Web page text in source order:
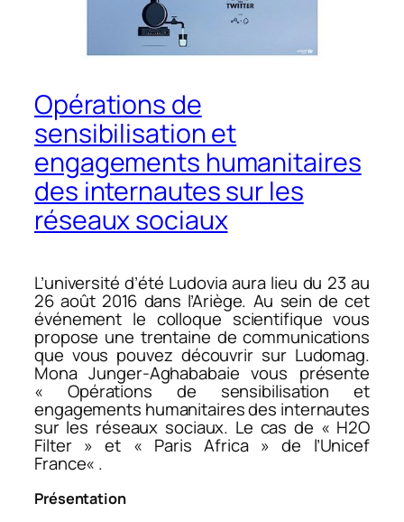
Opérations de
sensibilisation et
engagements humanitaires
des internautes sur les
réseaux sociaux
L’université d’été Ludovia aura lieu du 23 au
26 août 2016 dans l’Ariège. Au sein de cet
événement le colloque scientifique vous
propose une trentaine de communications
que vous pouvez découvrir sur Ludomag.
Mona Junger-Aghababaie vous présente
« Opérations de sensibilisation et
engagements humanitaires des internautes
sur les réseaux sociaux. Le cas de « H2O
Filter » et « Paris Africa » de l’Unicef
France« .
Présentation